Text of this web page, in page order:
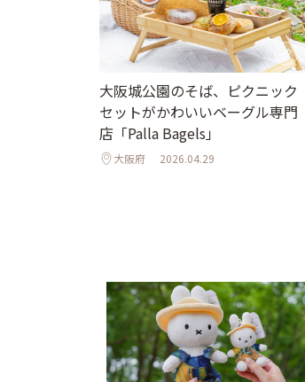
大阪城公園のそば、ピクニック
セットがかわいいベーグル専門
店「Palla Bagels」
大阪府 2026.04.29